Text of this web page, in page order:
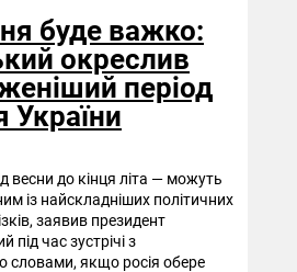
буде важко:
окреслив
період
України
весни до кінця літа — можуть
із найскладніших політичних
заявив президент
час зустрічі з
словами, якщо росія обере